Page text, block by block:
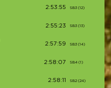
2:53:55 SB3 (12)
2:55:23 SB3 (13)
2:57:59 SB3 (14) S39
2:58:07 SB4 (1)
2:58:11 SB2 (24) S41